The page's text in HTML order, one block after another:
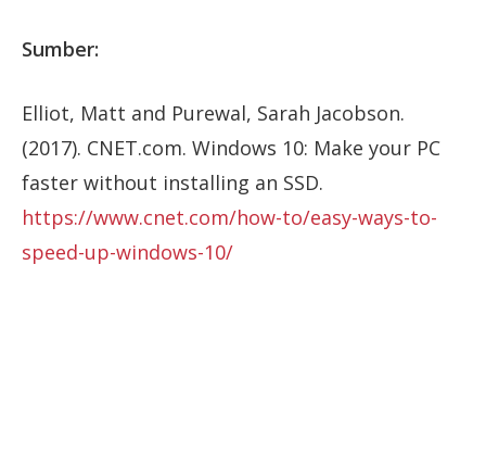
Sumber:
Elliot, Matt and Purewal, Sarah Jacobson.
(2017). CNET.com. Windows 10: Make your PC
faster without installing an SSD.
https://www.cnet.com/how-to/easy-ways-to-
speed-up-windows-10/